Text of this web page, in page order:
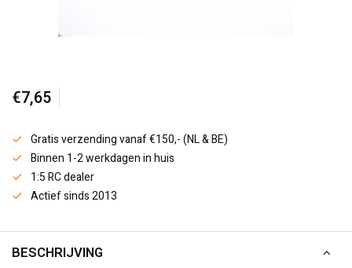
€7,65
Gratis verzending vanaf €150,- (NL & BE)
Binnen 1-2 werkdagen in huis
1:5 RC dealer
Actief sinds 2013
BESCHRIJVING